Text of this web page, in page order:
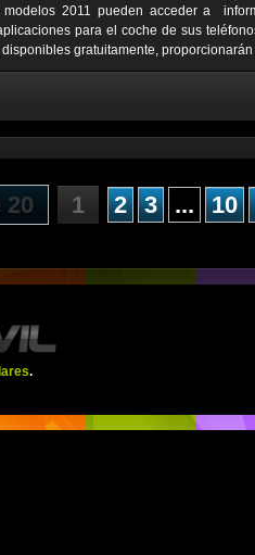
2011 pueden acceder a
para el coche de sus
gratuitamente, proporcionarán
20 1 2 3 ... 10
.